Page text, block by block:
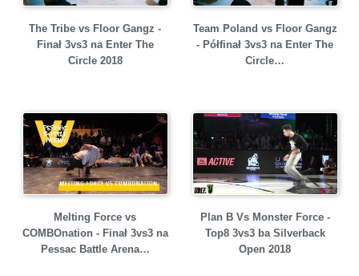
The Tribe vs Floor Gangz -
Finał 3vs3 na Enter The
Circle 2018
Team Poland vs Floor Gangz
- Półfinał 3vs3 na Enter The
Circle…
Melting Force vs
COMBOnation - Finał 3vs3 na
Pessac Battle Arena…
Plan B Vs Monster Force -
Top8 3vs3 ba Silverback
Open 2018